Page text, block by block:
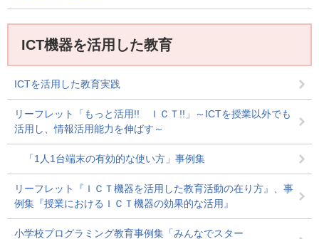
ICT機器を活用した教育
ICTを活用した教育実践
リーフレット「もっと活用!! ＩＣＴ!!」～ICTを授業以外でも
活用し、情報活用能力を伸ばす～
「1人1台端末の有効的な使い方」事例集
リーフレット『ＩＣＴ機器を活用した教育活動の在り方』、事
例集『授業におけるＩＣＴ機器の効果的な活用』
小学校プログラミング教育事例集「みんなでスター